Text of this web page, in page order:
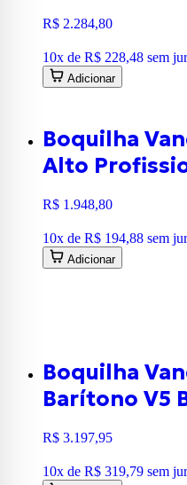
R$ 2.284,80
10x de R$ 228,48 sem
Adicionar
Boquilha
Alto
R$ 1.948,80
10x de R$ 194,88 sem
Adicionar
Boquilha
Barítono V5
R$ 3.197,95
10x de R$ 319,79 sem